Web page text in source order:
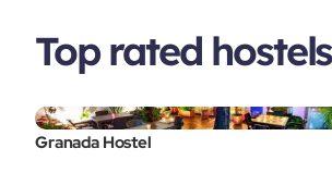
Top rated
Granada Hostel